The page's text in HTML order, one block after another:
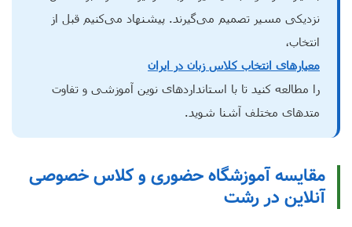
نزدیکی مسیر تصمیم می‌گیرند. پیشنهاد می‌کنیم قبل از
انتخاب،
معیارهای انتخاب کلاس زبان در ایران
را مطالعه کنید تا با استانداردهای نوین آموزشی و تفاوت
متدهای مختلف آشنا شوید.
مقایسه آموزشگاه حضوری و کلاس خصوصی
آنلاین در رشت